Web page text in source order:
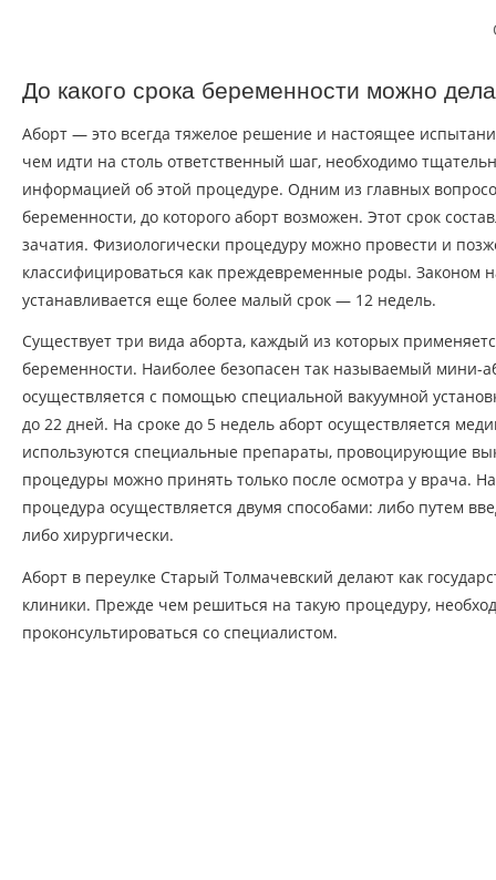
До какого срока беременности можно
Аборт — это всегда тяжелое решение и настоящее
чем идти на столь ответственный шаг, необходимо
информацией об этой процедуре. Одним из главных
беременности, до которого аборт возможен. Этот срок
зачатия. Физиологически процедуру можно провести и
классифицироваться как преждевременные роды. Законом
устанавливается еще более малый срок — 12 недель.
Существует три вида аборта, каждый из которых
беременности. Наиболее безопасен так называемый мини-
осуществляется с помощью специальной вакуумной
до 22 дней. На сроке до 5 недель аборт осуществляется
используются специальные препараты, провоцирующие
процедуры можно принять только после осмотра у врача.
процедура осуществляется двумя способами: либо путем
либо хирургически.
Аборт в переулке Старый Толмачевский делают как
клиники. Прежде чем решиться на такую процедуру,
проконсультироваться со специалистом.